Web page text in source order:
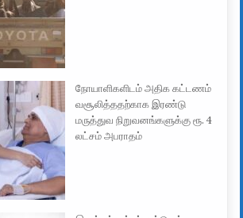
நோயாளிகளிடம் அதிக கட்டணம்
வசூலித்ததற்காக இரண்டு
மருத்துவ நிறுவனங்களுக்கு ரூ. 4
லட்சம் அபராதம்